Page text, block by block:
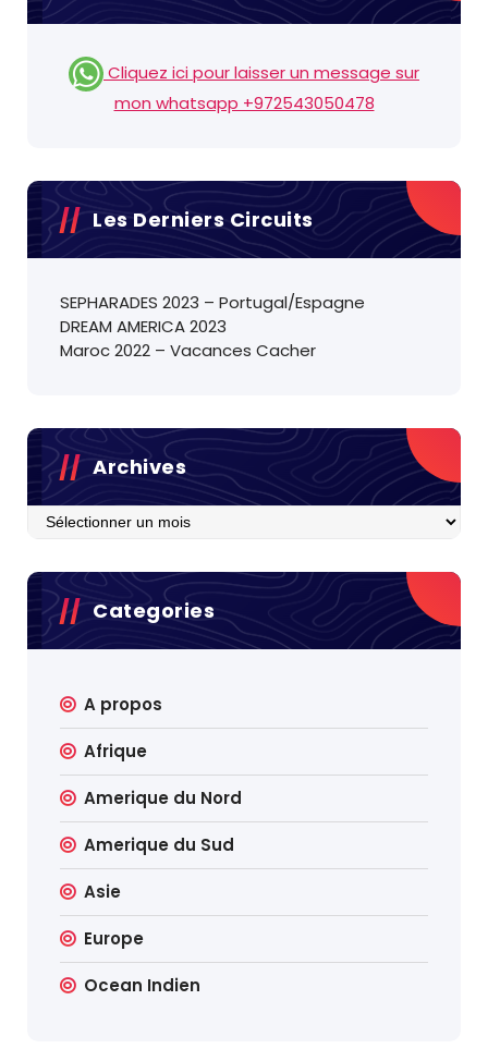
Cliquez ici pour laisser un message sur
mon whatsapp +972543050478
Les Derniers Circuits
SEPHARADES 2023 – Portugal/Espagne
DREAM AMERICA 2023
Maroc 2022 – Vacances Cacher
Archives
Archives
Categories
A propos
Afrique
Amerique du Nord
Amerique du Sud
Asie
Europe
Ocean Indien